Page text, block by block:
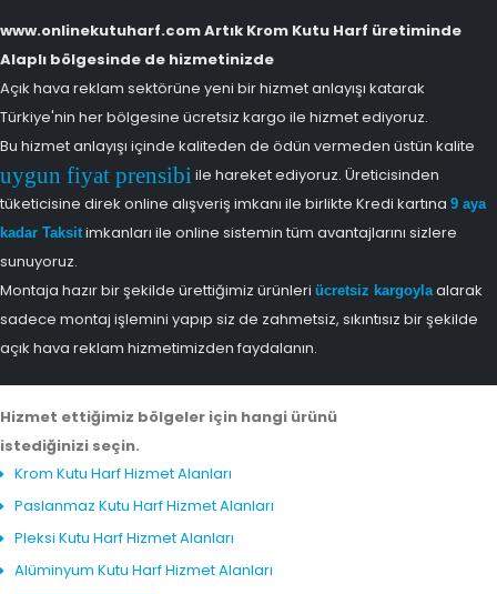
www.onlinekutuharf.com Artık Krom Kutu Harf üretiminde
Alaplı bölgesinde de hizmetinizde
Açık hava reklam sektörüne yeni bir hizmet anlayışı katarak
Türkiye'nin her bölgesine ücretsiz kargo ile hizmet ediyoruz.
Bu hizmet anlayışı içinde kaliteden de ödün vermeden üstün kalite
uygun fiyat prensibi ile hareket ediyoruz. Üreticisinden
tüketicisine direk online alışveriş imkanı ile birlikte Kredi kartına 9 aya
kadar Taksitimkanları ile online sistemin tüm avantajlarını sizlere
sunuyoruz.
Montaja hazır bir şekilde ürettiğimiz ürünleri ücretsiz kargoylaalarak
sadece montaj işlemini yapıp siz de zahmetsiz, sıkıntısız bir şekilde
açık hava reklam hizmetimizden faydalanın.
Hizmet ettiğimiz bölgeler için hangi ürünü
istediğinizi seçin.
Krom Kutu Harf Hizmet Alanları
Paslanmaz Kutu Harf Hizmet Alanları
Pleksi Kutu Harf Hizmet Alanları
Alüminyum Kutu Harf Hizmet Alanları